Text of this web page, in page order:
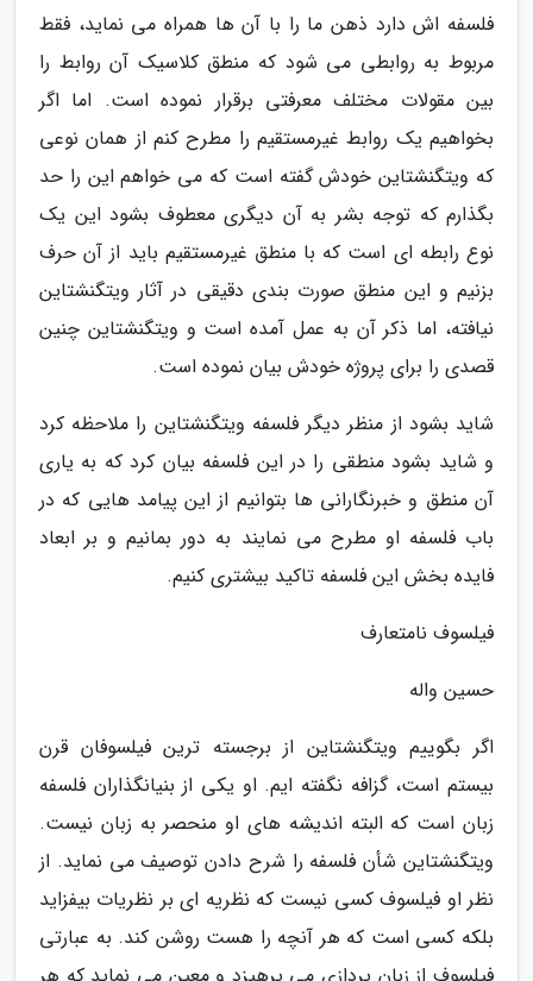
فلسفه اش دارد ذهن ما را با آن ها همراه می نماید، فقط
مربوط به روابطی می شود که منطق کلاسیک آن روابط را
بین مقولات مختلف معرفتی برقرار نموده است. اما اگر
بخواهیم یک روابط غیرمستقیم را مطرح کنم از همان نوعی
که ویتگنشتاین خودش گفته است که می خواهم این را حد
بگذارم که توجه بشر به آن دیگری معطوف بشود این یک
نوع رابطه ای است که با منطق غیرمستقیم باید از آن حرف
بزنیم و این منطق صورت بندی دقیقی در آثار ویتگنشتاین
نیافته، اما ذکر آن به عمل آمده است و ویتگنشتاین چنین
قصدی را برای پروژه خودش بیان نموده است.
شاید بشود از منظر دیگر فلسفه ویتگنشتاین را ملاحظه کرد
و شاید بشود منطقی را در این فلسفه بیان کرد که به یاری
آن منطق و خبرنگارانی ها بتوانیم از این پیامد هایی که در
باب فلسفه او مطرح می نمایند به دور بمانیم و بر ابعاد
فایده بخش این فلسفه تاکید بیشتری کنیم.
فیلسوف نامتعارف
حسین واله
اگر بگوییم ویتگنشتاین از برجسته ترین فیلسوفان قرن
بیستم است، گزافه نگفته ایم. او یکی از بنیانگذاران فلسفه
زبان است که البته اندیشه های او منحصر به زبان نیست.
ویتگنشتاین شأن فلسفه را شرح دادن توصیف می نماید. از
نظر او فیلسوف کسی نیست که نظریه ای بر نظریات بیفزاید
بلکه کسی است که هر آنچه را هست روشن کند. به عبارتی